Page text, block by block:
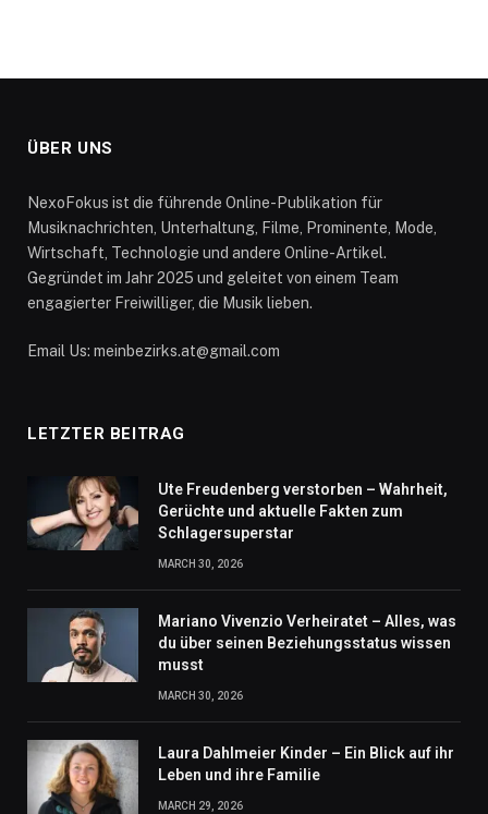
ÜBER UNS
NexoFokus ist die führende Online-Publikation für
Musiknachrichten, Unterhaltung, Filme, Prominente, Mode,
Wirtschaft, Technologie und andere Online-Artikel.
Gegründet im Jahr 2025 und geleitet von einem Team
engagierter Freiwilliger, die Musik lieben.
Email Us: meinbezirks.at@gmail.com
LETZTER BEITRAG
Ute Freudenberg verstorben – Wahrheit,
Gerüchte und aktuelle Fakten zum
Schlagersuperstar
MARCH 30, 2026
Mariano Vivenzio Verheiratet – Alles, was
du über seinen Beziehungsstatus wissen
musst
MARCH 30, 2026
Laura Dahlmeier Kinder – Ein Blick auf ihr
Leben und ihre Familie
MARCH 29, 2026